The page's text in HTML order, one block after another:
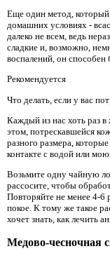
Еще один метод, который
домашних условиях -
далеко не всем, ведь
сладкие и, возможно,
воспалений, он
Рекомендуется
Что делать, если у вас
Каждый из нас хоть раз в
этом, потрескавшейся
разного размера,
контакте с водой или
Возьмите одну чайную
рассосите, чтобы
Повторяйте не менее 4-6
покое. К тому же такое
хочет знать, как лечить
Медово-чесночная